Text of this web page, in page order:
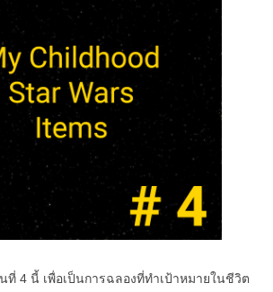
ที่ 4 นี้ เพื่อเป็นการฉลองที่ทำเป้าหมายในชีวิต